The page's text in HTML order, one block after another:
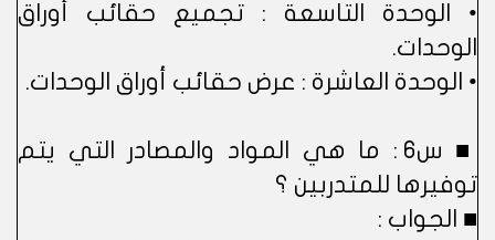
• الوحدة التاسعة : تجميع حقائب أوراق
الوحدات.
• الوحدة العاشرة : عرض حقائب أوراق الوحدات.
■ س6 : ما هي المواد والمصادر التي يتم
توفيرها للمتدربين ؟
■ الجواب :